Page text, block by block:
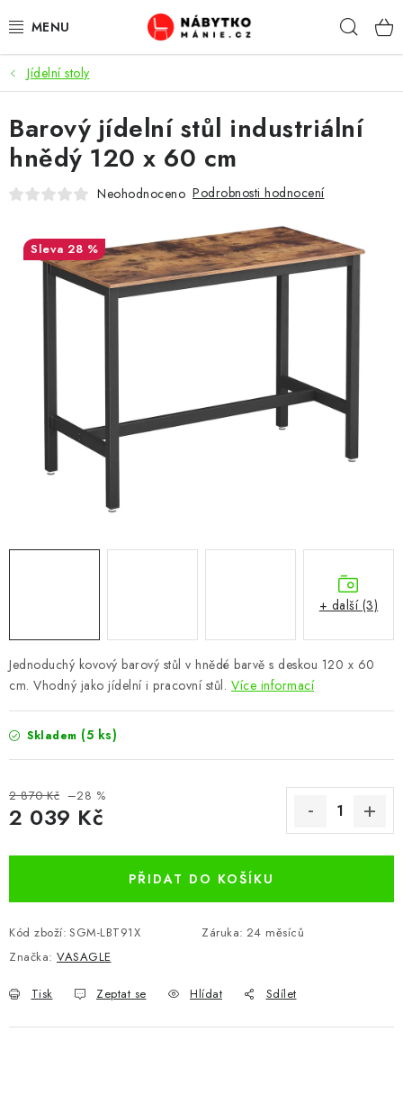
na
OBÝVACÍ POKOJ
KUCHYŇ A JÍDELNA
LOŽNICE
KANCELÁŘ / PRACOVNA
DOPLŇKY A DEKORACE
OSTATNÍ
VÝPRODEJ
Vše o nákupu Info
Reklamace a odstoupení od smlouvy
Jídelní stoly
Jednoduchý kovový barový stůl v hnědé barvě s deskou 120 x 60
cm. Vhodný jako jídelní i pracovní stůl. Více informací
Skladem (5 ks)
2 870 Kč –28 %
2 039 Kč
PŘIDAT DO KOŠÍKU
Kód zboží: SGM-LBT91X Záruka: 24 měsíců
Značka: VASAGLE
Tisk Zeptat se Hlídat Sdílet
Barový jídelní stůl industriální
hnědý 120 x 60 cm
Neohodnoceno Podrobnosti hodnocení
28 %
+ další (3)